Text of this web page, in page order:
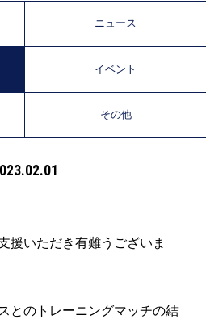
ニュース
イベント
その他
援いただき有難うございま
とのトレーニングマッチの結